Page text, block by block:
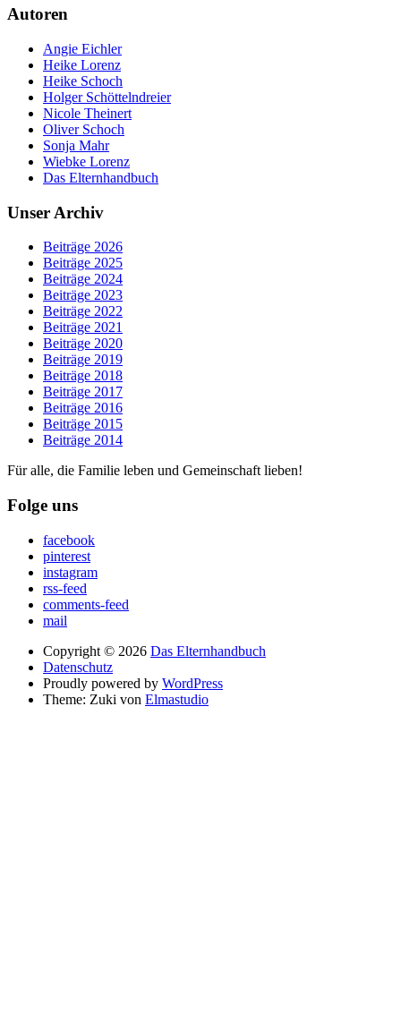
Autoren
Angie Eichler
Heike Lorenz
Heike Schoch
Holger Schöttelndreier
Nicole Theinert
Oliver Schoch
Sonja Mahr
Wiebke Lorenz
Das Elternhandbuch
Unser Archiv
Beiträge 2026
Beiträge 2025
Beiträge 2024
Beiträge 2023
Beiträge 2022
Beiträge 2021
Beiträge 2020
Beiträge 2019
Beiträge 2018
Beiträge 2017
Beiträge 2016
Beiträge 2015
Beiträge 2014
Für alle, die Familie leben und Gemeinschaft lieben!
Folge uns
facebook
pinterest
instagram
rss-feed
comments-feed
mail
Copyright © 2026 Das Elternhandbuch
Datenschutz
Proudly powered by WordPress
Theme: Zuki von Elmastudio